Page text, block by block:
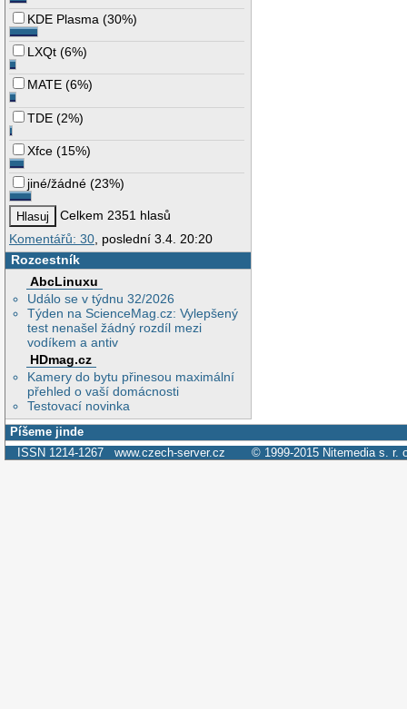
KDE Plasma (30%)
LXQt (6%)
MATE (6%)
TDE (2%)
Xfce (15%)
jiné/žádné (23%)
Celkem 2351 hlasů
Komentářů: 30 , poslední 3.4. 20:20
Rozcestník
AbcLinuxu
Událo se v týdnu 32/2026
Týden na ScienceMag.cz: Vylepšený
test nenašel žádný rozdíl mezi
vodíkem a antiv
HDmag.cz
Kamery do bytu přinesou maximální
přehled o vaší domácnosti
Testovací novinka
Píšeme jinde
ISSN 1214-1267 www.czech-server.cz © 1999-2015 Nitemedia s. r.